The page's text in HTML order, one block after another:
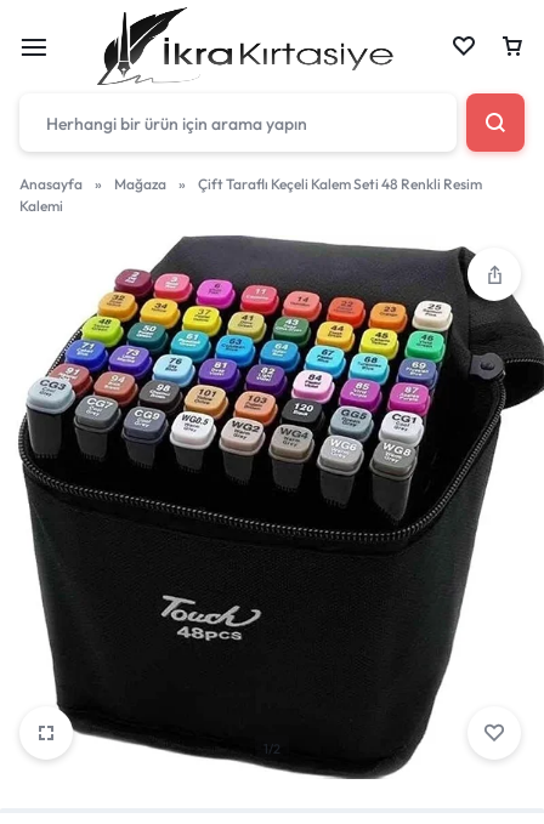
Çantan boş
Harika fırsatları kaçırmayın! Alışverişe başlayın
veya eklenen ürünleri görüntülemek için oturum
açın.
Mağazadaki Yenilikler
Giriş Yap
Anasayfa » Mağaza »
Çift Taraflı Keçeli Kalem Seti 48 Renkli Resim
Kalemi
1/2